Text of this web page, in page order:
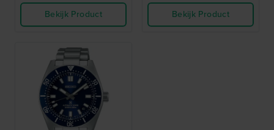
Bekijk Product
Bekijk Product